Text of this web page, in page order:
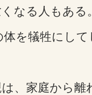
なる人もある
を犠牲にし
、家庭から離